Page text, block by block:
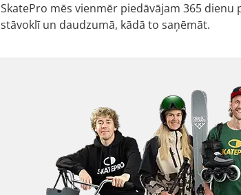
SkatePro mēs vienmēr piedāvājam 365
stāvoklī un daudzumā, kādā to saņēmāt.